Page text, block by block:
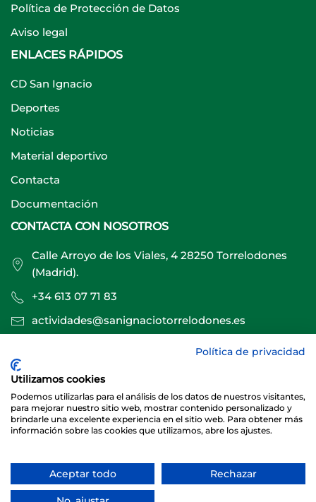
Política de Protección de Datos
Aviso legal
ENLACES RÁPIDOS
CD San Ignacio
Deportes
Noticias
Material deportivo
Contacta
Documentación
CONTACTA CON NOSOTROS
Calle Arroyo de los Viales, 4 28250 Torrelodones
(Madrid).
+34 613 07 71 83
actividades@sanignaciotorrelodones.es
Sitio web creado por
© 2026 Club Deportivo Básico San Ignacio Torrelodones
Política de privacidad
Utilizamos cookies
Podemos utilizarlas para el análisis de los datos de nuestros visitantes,
para mejorar nuestro sitio web, mostrar contenido personalizado y
brindarle una excelente experiencia en el sitio web. Para obtener más
información sobre las cookies que utilizamos, abre los ajustes.
Aceptar todo Rechazar